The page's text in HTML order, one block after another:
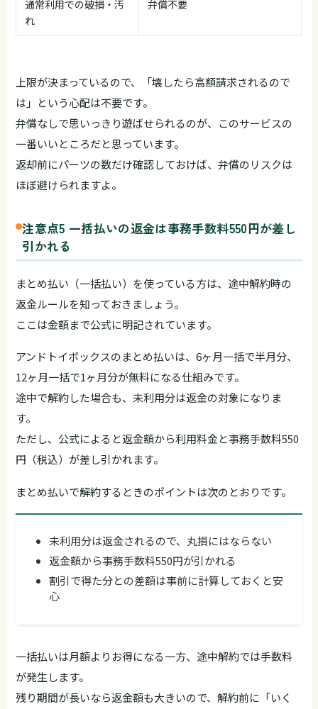
通常利用での破損・汚
れ
弁償不要
上限が決まっているので、「壊したら高額請求されるので
は」という心配は不要です。
弁償なしで思いっきり遊ばせられるのが、このサービスの
一番いいところだと思っています。
返却前にパーツの数だけ確認しておけば、弁償のリスクは
ほぼ避けられますよ。
注意点5 一括払いの返金は事務手数料550円が差し
引かれる
まとめ払い（一括払い）を使っている方は、途中解約時の
返金ルールを知っておきましょう。
ここは金額まで公式に明記されています。
アンドトイボックスのまとめ払いは、6ヶ月一括で半月分、
12ヶ月一括で1ヶ月分が無料になる仕組みです。
途中で解約した場合も、未利用分は返金の対象になりま
す。
ただし、公式によると返金額から利用料金と事務手数料550
円（税込）が差し引かれます。
まとめ払いで解約するときのポイントは次のとおりです。
未利用分は返金されるので、丸損にはならない
返金額から事務手数料550円が引かれる
割引で得た分との差額は事前に計算しておくと安
心
一括払いは月額よりお得になる一方、途中解約では手数料
が発生します。
残り期間が長いなら返金額も大きいので、解約前に「いく